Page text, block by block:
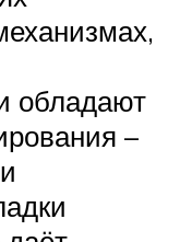
обладают
–